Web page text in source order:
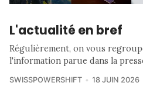
L'actualité en bref
Régulièrement, on vous
l'information parue dans la
SWISSPOWERSHIFT 18 JUIN 2026